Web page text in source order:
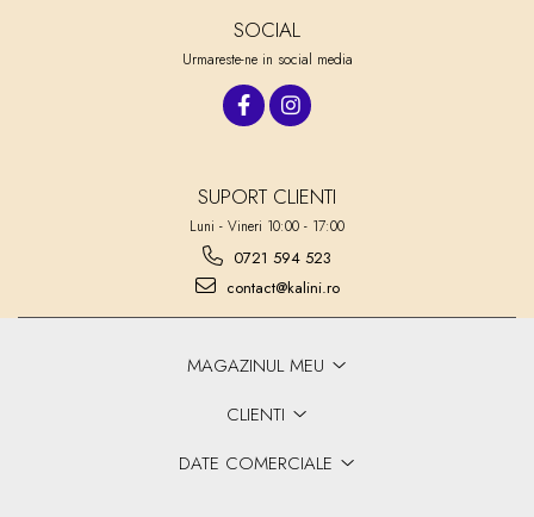
SOCIAL
Urmareste-ne in social media
SUPORT CLIENTI
Luni - Vineri 10:00 - 17:00
0721 594 523
contact@kalini.ro
MAGAZINUL MEU
CLIENTI
DATE COMERCIALE